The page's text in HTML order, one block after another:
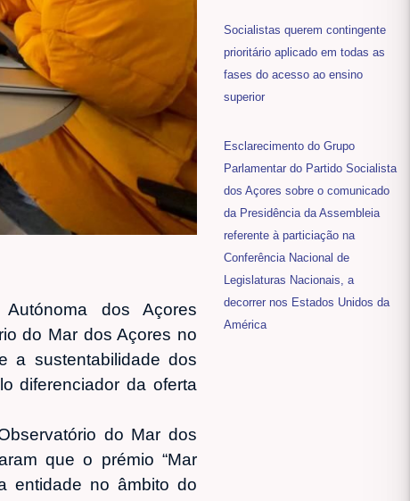
dos Açores
do Mar dos Açores no
a sustentabilidade dos
diferenciador da oferta
do Mar dos
que o prémio “Mar
entidade no âmbito do
Socialistas querem contingente
prioritário aplicado em todas as
fases do acesso ao ensino
superior
Esclarecimento do Grupo
Parlamentar do Partido Socialista
dos Açores sobre o comunicado
da Presidência da Assembleia
referente à particiação na
Conferência Nacional de
Legislaturas Nacionais, a
decorrer nos Estados Unidos da
América